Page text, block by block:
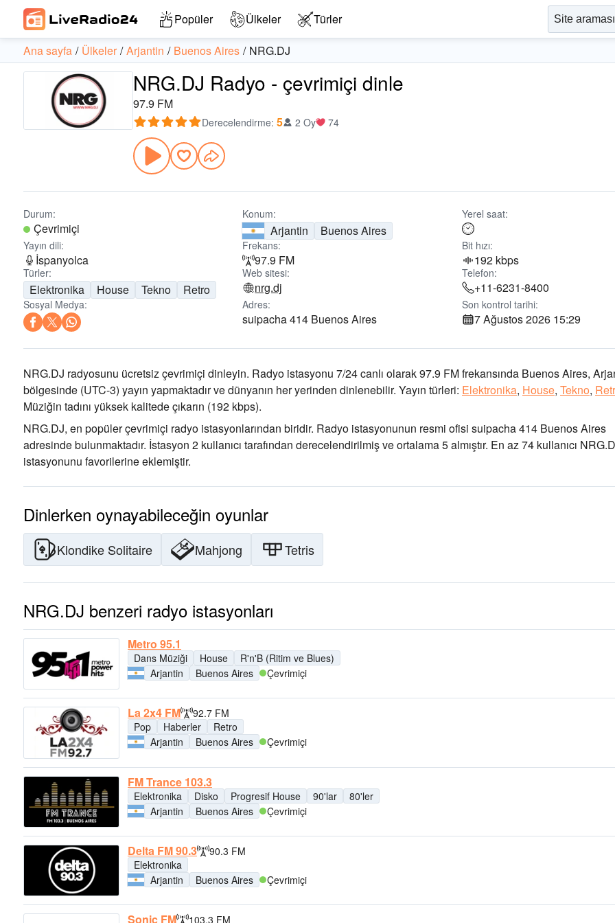
Popüler Ülkeler Türler
Ana sayfa Ülkeler Arjantin Buenos Aires NRG.DJ
NRG.DJ Radyo - çevrimiçi dinle
97.9 FM
Derecelendirme: 5 2 Oy 74
Durum:
Çevrimiçi
Konum:
Arjantin Buenos Aires
Yerel saat:
Yayın dili:
İspanyolca
Frekans:
97.9 FM
Bit hızı:
192 kbps
Türler:
Elektronika House Tekno Retro
Web sitesi:
nrg.dj
Telefon:
+11-6231-8400
Sosyal Medya: Adres:
suipacha 414 Buenos Aires
Son kontrol tarihi:
7 Ağustos 2026 15:29
NRG.DJ radyosunu ücretsiz çevrimiçi dinleyin. Radyo istasyonu 7/24 canlı olarak97.9 FM frekansında Buenos Aires,
bölgesinde (UTC-3) yayın yapmaktadır ve dünyanın her yerinden dinlenebilir. Yayın türleri: Elektronika, House, Tekno,
Müziğin tadını yüksek kalitede çıkarın (192 kbps).
NRG.DJ, en popüler çevrimiçi radyo istasyonlarından biridir. Radyo istasyonunun resmi ofisi suipacha 414 Buenos Aires
adresinde bulunmaktadır. İstasyon 2 kullanıcı tarafından derecelendirilmiş ve ortalama 5 almıştır. En az 74 kullanıcı
istasyonunu favorilerine eklemiştir.
Dinlerken oynayabileceğin oyunlar
Klondike Solitaire Mahjong Tetris
NRG.DJ benzeri radyo istasyonları
Metro 95.1
Dans Müziği House
R'n'B (Ritim ve Blues)
Arjantin
Buenos Aires Çevrimiçi
La 2x4 FM
92.7 FM
Pop
Haberler
Retro
Arjantin
Buenos Aires Çevrimiçi
FM Trance 103.3
Elektronika Disko Progresif House 90'lar
80'ler
Arjantin
Buenos Aires Çevrimiçi
Delta FM 90.3
90.3 FM
Elektronika
Arjantin
Buenos Aires Çevrimiçi
Sonic FM
103.3 FM